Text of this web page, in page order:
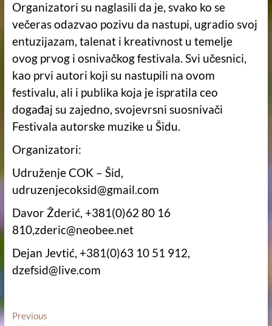
Organizatori su naglasili da je, svako ko se
večeras odazvao pozivu da nastupi, ugradio svoj
entuzijazam, talenat i kreativnost u temelje
ovog prvog i osnivačkog festivala. Svi učesnici,
kao prvi autori koji su nastupili na ovom
festivalu, ali i publika koja je ispratila ceo
događaj su zajedno, svojevrsni suosnivači
Festivala autorske muzike u Šidu.
Organizatori:
Udruženje COK – Šid,
udruzenjecoksid@gmail.com
Davor Žderić, +381(0)62 80 16
810,zderic@neobee.net
Dejan Jevtić, +381(0)63 10 51 912,
dzefsid@live.com
Кретање
PreviousPrevious